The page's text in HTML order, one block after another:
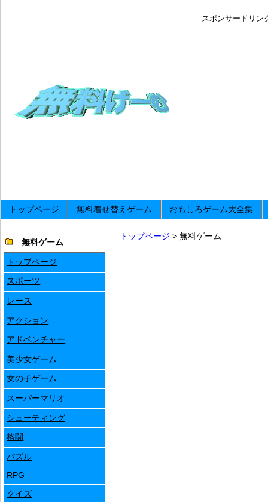
スポンサードリン
トップページ 無料着せ替えゲーム おもしろゲーム大全集
トップページ > 無料ゲーム
無料ゲーム
トップページ
スポーツ
レース
アクション
アドベンチャー
美少女ゲーム
女の子ゲーム
スーパーマリオ
シューティング
格闘
パズル
RPG
クイズ